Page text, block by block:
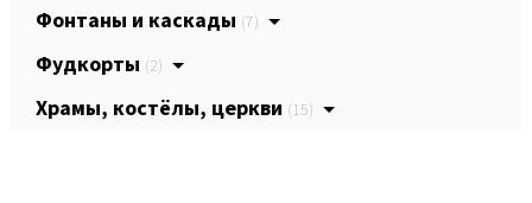
Фонтаны и каскады (7)
Фудкорты (2)
Храмы, костёлы, церкви (15)